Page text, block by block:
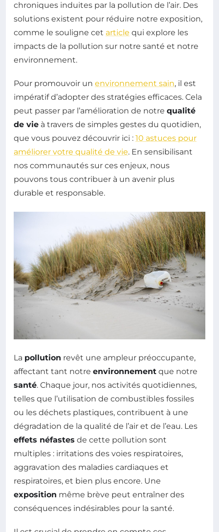
chroniques induites par la pollution de l’air. Des
solutions existent pour réduire notre exposition,
comme le souligne cet article qui explore les
impacts de la pollution sur notre santé et notre
environnement.
Pour promouvoir un environnement sain, il est
impératif d’adopter des stratégies efficaces. Cela
peut passer par l’amélioration de notre qualité
de vie à travers de simples gestes du quotidien,
que vous pouvez découvrir ici : 10 astuces pour
améliorer votre qualité de vie. En sensibilisant
nos communautés sur ces enjeux, nous
pouvons tous contribuer à un avenir plus
durable et responsable.
La pollution revêt une ampleur préoccupante,
affectant tant notre environnement que notre
santé. Chaque jour, nos activités quotidiennes,
telles que l’utilisation de combustibles fossiles
ou les déchets plastiques, contribuent à une
dégradation de la qualité de l’air et de l’eau. Les
effets néfastes de cette pollution sont
multiples : irritations des voies respiratoires,
aggravation des maladies cardiaques et
respiratoires, et bien plus encore. Une
exposition même brève peut entraîner des
conséquences indésirables pour la santé.